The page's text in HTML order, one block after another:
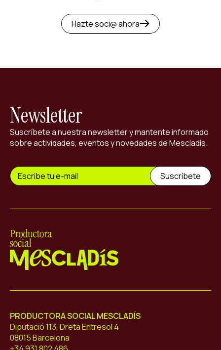
Hazte soci@ ahora
Newsletter
Suscríbete a nuestra newsletter y mantente informado
sobre actividades, eventos y novedades de Mescladís.
PRODUCTORA SOCIAL MESCLADÍS
Diputació 113, Dreta Entresol 4
08015 Barcelona